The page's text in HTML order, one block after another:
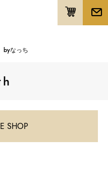
byなっち
SHOP